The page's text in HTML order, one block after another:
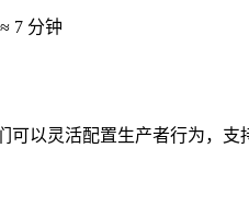
7 分钟
可以灵活配置生产者行为，